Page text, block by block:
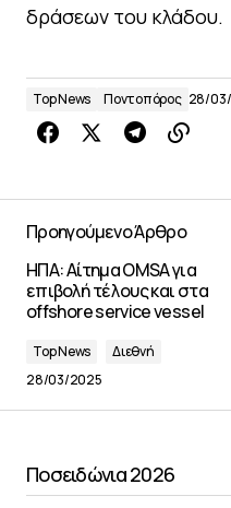
δράσεων του κλάδου.
Top News Ποντοπόρος 28/
Προηγούμενο Άρθρο
ΗΠΑ: Αίτημα OMSA για
επιβολή τέλους και στα
offshore service vessel
Top News
Διεθνή
28/03/2025
Ποσειδώνια 2026